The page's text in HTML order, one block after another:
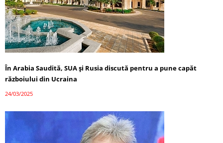
În Arabia Saudită, SUA și Rusia discută pentru a pune capăt
războiului din Ucraina
24/03/2025